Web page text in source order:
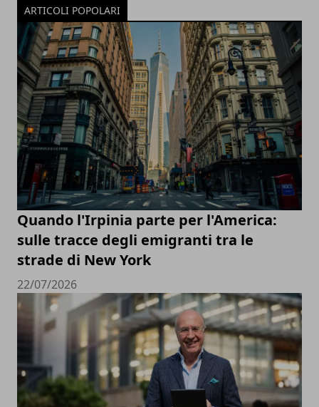
ARTICOLI POPOLARI
Quando l'Irpinia parte per l'America:
sulle tracce degli emigranti tra le
strade di New York
22/07/2026